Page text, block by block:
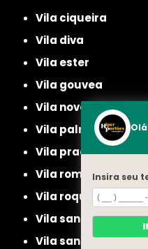
vila ciqueira
vila diva
vila ester
vila gouvea
vila nova
vila palmeiras
vila prado
vila romero
vila roque
vila santa maria
vila santista
Insira seu